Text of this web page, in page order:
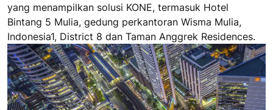
yang menampilkan solusi KONE, termasuk Hotel
Bintang 5 Mulia, gedung perkantoran Wisma Mulia,
Indonesia1, District 8 dan Taman Anggrek Residences.